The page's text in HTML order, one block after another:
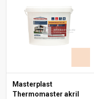
Masterplast
Thermomaster akril